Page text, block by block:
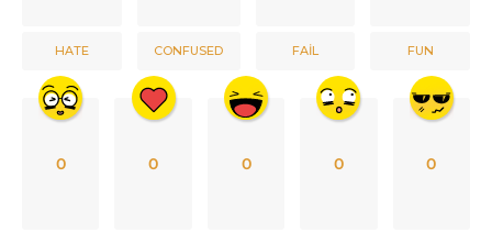
HATE CONFUSED FAIL FUN
0 0 0 0 0